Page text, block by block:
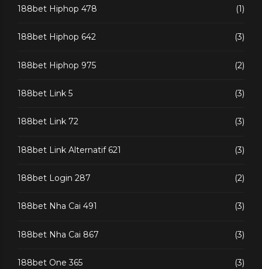
188bet Hiphop 478 (1)
188bet Hiphop 642 (3)
188bet Hiphop 975 (2)
188bet Link 5 (3)
188bet Link 72 (3)
188bet Link Alternatif 621 (3)
188bet Login 287 (2)
188bet Nha Cai 491 (3)
188bet Nha Cai 867 (3)
188bet One 365 (3)